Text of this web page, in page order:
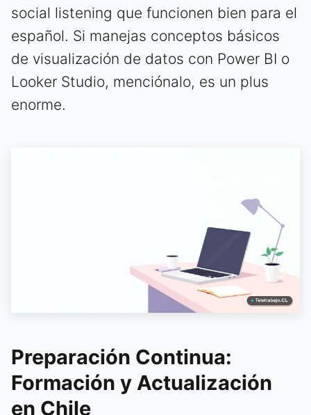
social listening que funcionen bien para el
español. Si manejas conceptos básicos
de visualización de datos con Power BI o
Looker Studio, menciónalo, es un plus
enorme.
Preparación Continua:
Formación y Actualización
en Chile